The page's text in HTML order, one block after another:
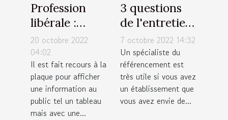
Profession
libérale :
Afficher une
plaque
expressive!
20 octobre 2022
04:02
Il est fait recours à la
plaque pour afficher
une information au
public tel un tableau
mais avec une...
3 questions
de l'entretien
d'embauche
d'un
spécialiste
SEO
7 octobre 2022 14:32
Un spécialiste du
référencement est
très utile si vous avez
un établissement que
vous avez envie de...